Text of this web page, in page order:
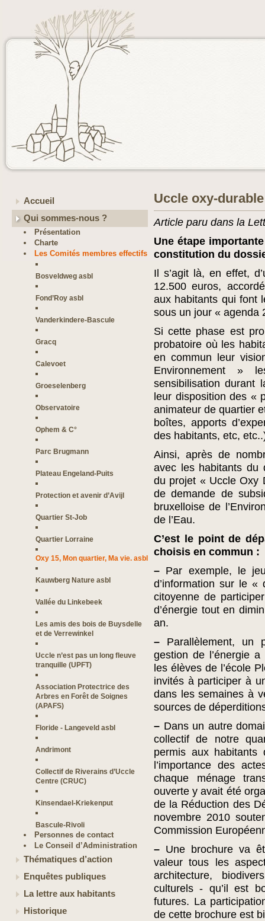
Accueil
Qui sommes-nous ?
Présentation
Charte
Les Comités membres effectifs
Bosveldweg asbl
Fond’Roy asbl
Vanderkindere-Bascule
Gracq
Calevoet
Groeselenberg
Observatoire
Ophem & C°
Parc Brugmann
Plateau Engeland-Puits
Protection et avenir d’Avijl
Quartier St-Job
Quartier Lorraine
Oxy 15, Mon quartier, Ma vie. asbl
Kauwberg Nature asbl
Vallée du Linkebeek
Les amis des bois de Buysdelle
et de Verrewinkel
Uccle n’est pas un long fleuve
tranquille (UPFT)
Association Protectrice des
Arbres en Forêt de Soignes
(APAFS)
Floride - Langeveld asbl
Andrimont
Collectif de Riverains d’Uccle
Centre (CRUC)
Kinsendael-Kriekenput
Bascule-Rivoli
Personnes de contact
Le Conseil d’Administration
Thématiques d’action
Enquêtes publiques
La lettre aux habitants
Historique
Uccle oxy-
Article paru dans la
Une étape
constitution du
Il s’agit là, en effet,
12.500 euros,
aux habitants qui font
sous un jour « agenda
Si cette phase est
probatoire où les
en commun leur
Environnement »
sensibilisation durant
leur disposition des «
animateur de quartier
boîtes, apports
des habitants, etc,
Ainsi, après de
avec les habitants du
du projet « Uccle Oxy
de demande de
bruxelloise de
de l’Eau.
C’est le point de
choisis en commun :
– Par exemple, le
d’information sur le
citoyenne de
d’énergie tout en
an.
– Parallèlement, un
gestion de l’énergie
les élèves de l’école
invités à participer à
dans les semaines à
sources de
– Dans un autre
collectif de notre
permis aux habitants
l’importance des
chaque ménage
ouverte y avait été
de la Réduction des
novembre 2010
Commission
– Une brochure va
valeur tous les
architecture,
culturels - qu’il est
futures. La
de cette brochure est